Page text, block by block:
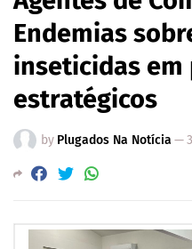
Endemias
inseticidas em
estratégicos
by Plugados Na Notícia —